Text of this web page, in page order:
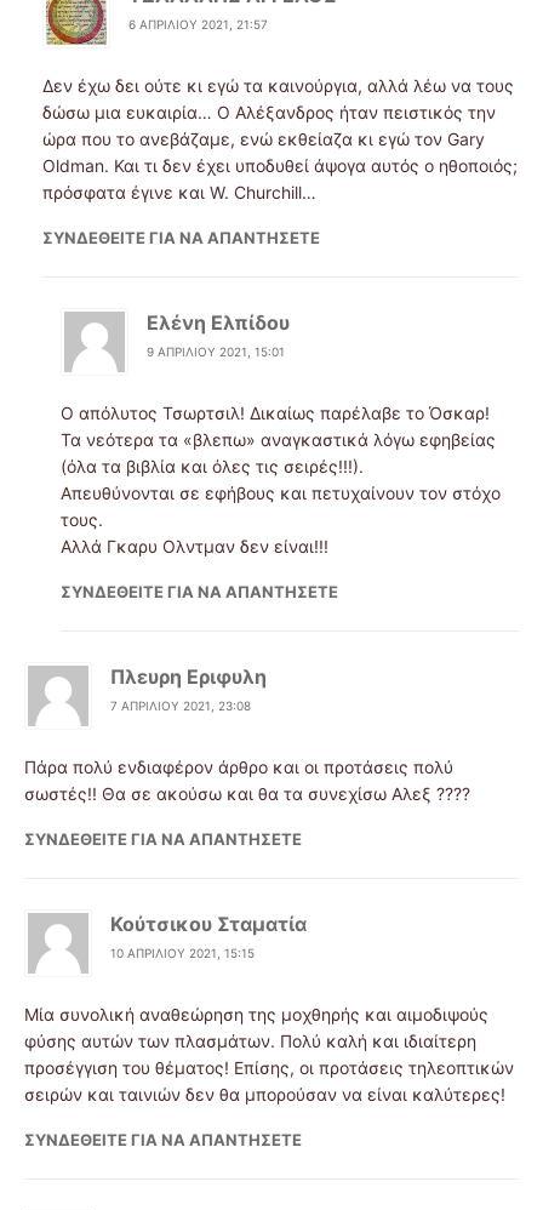
6 ΑΠΡΙΛΊΟΥ 2021, 21:57
Δεν έχω δει ούτε κι εγώ τα καινούργια, αλλά λέω να τους
δώσω μια ευκαιρία… Ο Αλέξανδρος ήταν πειστικός την
ώρα που το ανεβάζαμε, ενώ εκθείαζα κι εγώ τον Gary
Oldman. Και τι δεν έχει υποδυθεί άψογα αυτός ο ηθοποιός;
πρόσφατα έγινε και W. Churchill…
ΣΥΝΔΕΘΕΊΤΕ ΓΙΑ ΝΑ ΑΠΑΝΤΉΣΕΤΕ
Ελένη Ελπίδου
9 ΑΠΡΙΛΊΟΥ 2021, 15:01
Ο απόλυτος Τσωρτσιλ! Δικαίως παρέλαβε το Όσκαρ!
Τα νεότερα τα «βλεπω» αναγκαστικά λόγω εφηβείας
(όλα τα βιβλία και όλες τις σειρές!!!).
Απευθύνονται σε εφήβους και πετυχαίνουν τον στόχο
τους.
Αλλά Γκαρυ Ολντμαν δεν είναι!!!
ΣΥΝΔΕΘΕΊΤΕ ΓΙΑ ΝΑ ΑΠΑΝΤΉΣΕΤΕ
Πλευρη Εριφυλη
7 ΑΠΡΙΛΊΟΥ 2021, 23:08
Πάρα πολύ ενδιαφέρον άρθρο και οι προτάσεις πολύ
σωστές!! Θα σε ακούσω και θα τα συνεχίσω Αλεξ ????
ΣΥΝΔΕΘΕΊΤΕ ΓΙΑ ΝΑ ΑΠΑΝΤΉΣΕΤΕ
Κούτσικου Σταματία
10 ΑΠΡΙΛΊΟΥ 2021, 15:15
Μία συνολική αναθεώρηση της μοχθηρής και αιμοδιψούς
φύσης αυτών των πλασμάτων. Πολύ καλή και ιδιαίτερη
προσέγγιση του θέματος! Επίσης, οι προτάσεις τηλεοπτικών
σειρών και ταινιών δεν θα μπορούσαν να είναι καλύτερες!
ΣΥΝΔΕΘΕΊΤΕ ΓΙΑ ΝΑ ΑΠΑΝΤΉΣΕΤΕ